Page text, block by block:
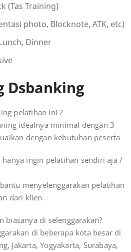
(Tas Training)
photo, Blocknote, ATK, etc)
Dinner
Dsbanking
pelatihan ini ?
idealnya minimal dengan 3
dengan kebutuhan peserta
hanya ingin pelatihan sendiri aja /
menyelenggarakan pelatihan
dari klien
biasanya di selenggarakan?
di beberapa kota besar di
Jakarta, Yogyakarta, Surabaya,